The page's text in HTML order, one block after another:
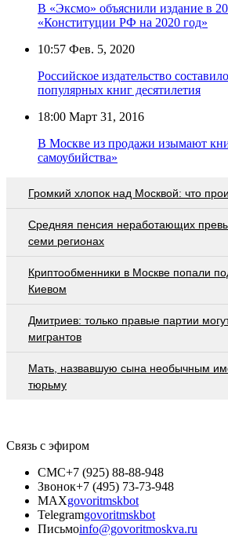
В «Эксмо» объяснили издание в
«Конституции РФ на 2020 год»
10:57 Фев. 5, 2020
Российское издательство
популярных книг десятилетия
18:00 Март 31, 2016
В Москве из продажи изымают
самоубийства»
Громкий хлопок над Москвой: что
Средняя пенсия неработающих
семи регионах
Криптообменники в Москве попали
Киевом
Дмитриев: только правые партии
мигрантов
Мать, назвавшую сына необычным
тюрьму
Связь с эфиром
СМС+7 (925) 88-88-948
Звонок+7 (495) 73-73-948
MAXgovoritmskbot
Telegramgovoritmskbot
Письмоinfo@govoritmoskva.ru